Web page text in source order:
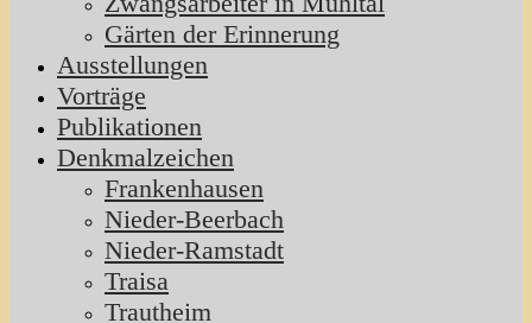
Gärten der Erinnerung
Ausstellungen
Vorträge
Publikationen
Denkmalzeichen
Frankenhausen
Nieder-Beerbach
Nieder-Ramstadt
Traisa
Trautheim